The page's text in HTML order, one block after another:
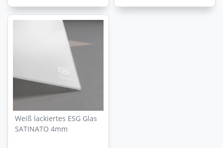
Weiß lackiertes ESG Glas
SATINATO 4mm